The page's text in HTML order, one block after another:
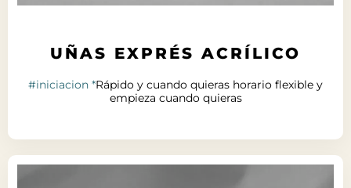
UÑAS EXPRÉS ACRÍLICO
#iniciacion *Rápido y cuando quieras horario flexible y
empieza cuando quieras